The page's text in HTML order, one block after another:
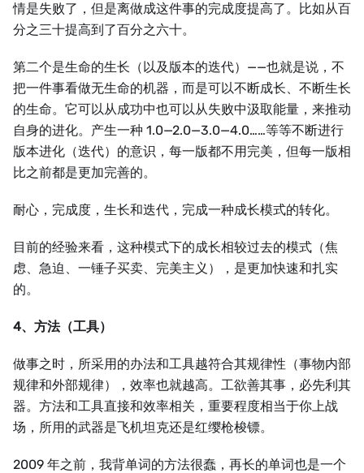
情是失败了，但是离做成这件事的完成度提高了。比如从百
分之三十提高到了百分之六十。
第二个是生命的生长（以及版本的迭代）——也就是说，不
把一件事看做无生命的机器，而是可以不断成长、不断生长
的生命。它可以从成功中也可以从失败中汲取能量，来推动
自身的进化。产生一种 1.0—2.0—3.0—4.0……等等不断进行
版本进化（迭代）的意识，每一版都不用完美，但每一版相
比之前都是更加完善的。
耐心，完成度，生长和迭代，完成一种成长模式的转化。
目前的经验来看，这种模式下的成长相较过去的模式（焦
虑、急迫、一锤子买卖、完美主义），是更加快速和扎实
的。
4、方法（工具）
做事之时，所采用的办法和工具越符合其规律性（事物内部
规律和外部规律），效率也就越高。工欲善其事，必先利其
器。方法和工具直接和效率相关，重要程度相当于你上战
场，所用的武器是飞机坦克还是红缨枪梭镖。
2009 年之前，我背单词的方法很蠢，再长的单词也是一个